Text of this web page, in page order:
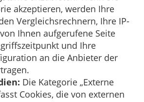
akzeptieren, werden Ihre
Vergleichsrechnern, Ihre IP-
Ihnen aufgerufene Seite
und Ihre
an die Anbieter der
Die Kategorie „Externe
Cookies, die von externen